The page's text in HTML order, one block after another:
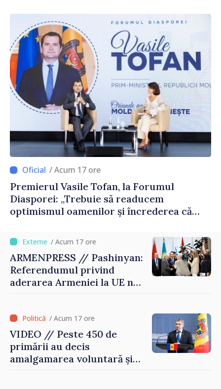
/ Acum 17 ore
Premierul Vasile Tofan, la Forumul
Diasporei: „Trebuie să readucem
optimismul oamenilor și încrederea că
corectă”
/ Acum 17 ore
ARMENPRESS // Pashinyan:
Referendumul privind
aderarea Armeniei la UE nu
/ Acum 17 ore
VIDEO // Peste 450 de
primării au decis
amalgamarea voluntară și